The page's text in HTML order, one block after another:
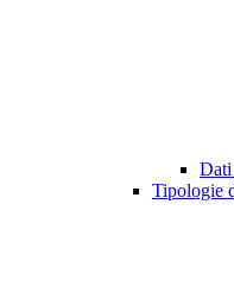
Dati
Tipologie